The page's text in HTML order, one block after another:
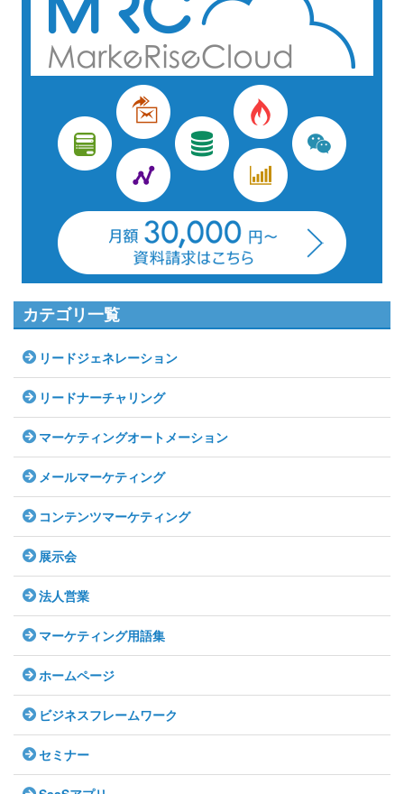
カテゴリ一覧
リードジェネレーション
リードナーチャリング
マーケティングオートメーション
メールマーケティング
コンテンツマーケティング
展示会
法人営業
マーケティング用語集
ホームページ
ビジネスフレームワーク
セミナー